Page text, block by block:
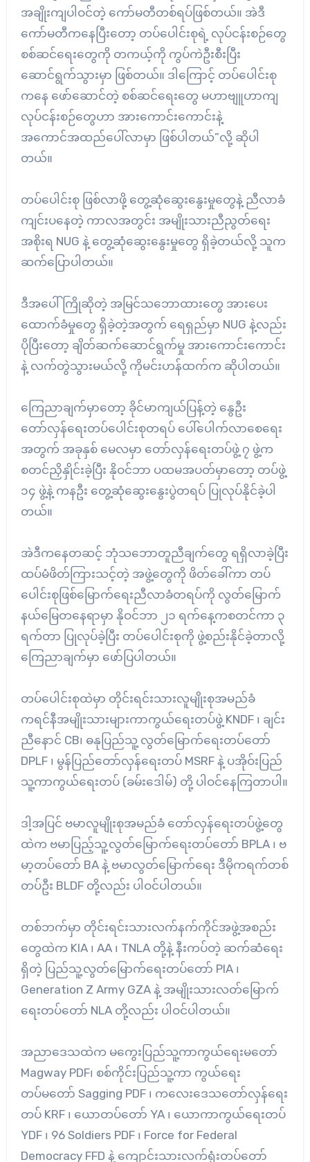
အချိုးကျပါဝင်တဲ့ ကော်မတီတစ်ရပ်ဖြစ်တယ်။ အဲဒီ
ကော်မတီကနေပြီးတော့ တပ်ပေါင်းစုရဲ့ လုပ်ငန်းစဉ်တွေ
စစ်ဆင်ရေးတွေကို တကယ့်ကို ကွပ်ကဲဦးစီးပြီး
ဆောင်ရွက်သွားမှာ ဖြစ်တယ်။ ဒါကြောင့် တပ်ပေါင်းစု
ကနေ ဖော်ဆောင်တဲ့ စစ်ဆင်ရေးတွေ မဟာဗျူဟာကျ
လုပ်ငန်းစဉ်တွေဟာ အားကောင်းကောင်းနဲ့
အကောင်အထည်ပေါ်လာမှာ ဖြစ်ပါတယ်”လို့ ဆိုပါ
တယ်။
တပ်ပေါင်းစု ဖြစ်လာဖို့ တွေ့ဆုံဆွေးနွေးမှုတွေနဲ့ ညီလာခံ
ကျင်းပနေတဲ့ ကာလအတွင်း အမျိုးသားညီညွတ်‌ရေး
အစိုးရ NUG နဲ့ တွေ့ဆုံဆွေးနွေးမှုတွေ ရှိခဲ့တယ်လို့ သူက
ဆက်ပြောပါတယ်။
ဒီအပေါ် ကြိုဆိုတဲ့ အမြင်သဘောထားတွေ အားပေး
ထောက်ခံမှုတွေ ရှိခဲ့တဲ့အတွက် ရေရှည်မှာ NUG နဲ့လည်း
ပိုပြီးတော့ ချိတ်ဆက်ဆောင်ရွက်မှု အားကောင်းကောင်း
နဲ့ လက်တွဲသွားမယ်လို့ ကိုမင်းဟန်ထက်က ဆိုပါတယ်။
ကြေညာချက်မှာတော့ ခိုင်မာကျယ်ပြန့်တဲ့ နွေဦး
တော်လှန်ရေးတပ်ပေါင်းစုတရပ် ပေါ်ပေါက်လာစေရေး
အတွက် အခုနှစ် မေလမှာ တော်လှန်ရေးတပ်ဖွဲ့ ၇ ဖွဲ့က
စတင်ညှိနှိုင်းခဲ့ပြီး နိုဝင်ဘာ ပထမအပတ်မှာတော့ တပ်ဖွဲ့
၁၄ ဖွဲ့နဲ့ ကနဦး တွေ့ဆုံဆွေးနွေးပွဲတရပ် ပြုလုပ်နိုင်ခဲ့ပါ
တယ်။
အဲဒီကနေတဆင့် ဘုံသဘောတူညီချက်တွေ ရရှိလာခဲ့ပြီး
ထပ်မံဖိတ်ကြားသင့်တဲ့ အဖွဲ့တွေကို ဖိတ်ခေါ်ကာ တပ်
ပေါင်းစုဖြစ်မြောက်ရေးညီလာခံတရပ်ကို လွတ်မြောက်
နယ်မြေတနေရာမှာ နိုဝင်ဘာ ၂၁ ရက်နေ့ကစတင်ကာ ၃
ရက်တာ ပြုလုပ်ခဲ့ပြီး တပ်ပေါင်းစုကို ဖွဲ့စည်းနိုင်ခဲ့တာလို့
ကြေညာချက်မှာ ဖော်ပြပါတယ်။
တပ်ပေါင်းစုထဲမှာ တိုင်းရင်းသားလူမျိုးစုအမည်ခံ
ကရင်နီအမျိုးသားများကာကွယ်ရေးတပ်ဖွဲ့ KNDF ၊ ချင်း
ညီနောင် CB၊ ဓနုပြည်သူ့ လွတ်မြောက်ရေးတပ်တော်
DPLF ၊ မွန်ပြည်တော်လှန်ရေးတပ် MSRF နဲ့ ပအိုဝ်းပြည်
သူ့ကာကွယ်ရေးတပ် (ခမ်းဒေါမ်) တို့ ပါဝင်နေကြတာပါ။
ဒါ့အပြင် ဗမာလူမျိုးစုအမည်ခံ တော်လှန်ရေးတပ်ဖွဲ့တွေ
ထဲက ဗမာပြည့်သူ့လွတ်မြောက်ရေးတပ်တော် BPLA ၊ ဗ
မာ့တပ်တော် BA နဲ့ ဗမာလွတ်မြောက်ရေး ဒီမိုကရက်တစ်
တပ်ဦး BLDF တို့လည်း ပါဝင်ပါတယ်။
တစ်ဘက်မှာ တိုင်းရင်းသားလက်နက်ကိုင်အဖွဲ့အစည်း
တွေထဲက KIA ၊ AA ၊ TNLA တို့နဲ့ နီးကပ်တဲ့ ဆက်ဆံရေး
ရှိတဲ့ ပြည်သူ့လွတ်မြောက်ရေးတပ်တော် PIA ၊
Generation Z Army GZA နဲ့ အမျိုးသားလတ်မြောက်
ရေးတပ်တော် NLA တို့လည်း ပါဝင်ပါတယ်။
အညာဒေသထဲက မကွေးပြည်သူ့ကာကွယ်ရေးမတော်
Magway PDF၊ စစ်ကိုင်းပြည်သူ့ကာ ကွယ်ရေး
တပ်မတော် Sagging PDF ၊ ကလေးဒေသတော်လှန်ရေး
တပ် KRF ၊ ယောတပ်တော် YA ၊ ယောကာကွယ်ရေးတပ်
YDF ၊ 96 Soldiers PDF ၊ Force for Federal
Democracy FFD နဲ့ ကျောင်းသားလက်ရုံးတပ်တော်